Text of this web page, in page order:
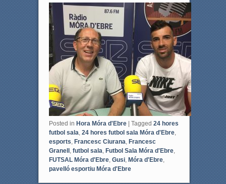
c
k
i
Posted in Hora Móra d'Ebre Tagged 24 hores
futbol sala, 24 hores futbol sala Móra d'Ebre,
esports, Francesc Ciurana, Francesc
Granell , futbol sala, Futbol Sala Móra d'Ebre,
FUTSAL Móra d'Ebre, Gusi, Móra d'Ebre,
pavelló esportiu Móra d'Ebre